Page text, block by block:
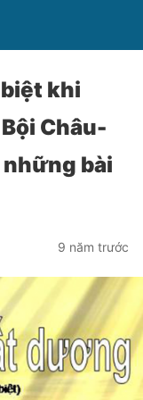
khi
Châu-
những bài
9 năm trước